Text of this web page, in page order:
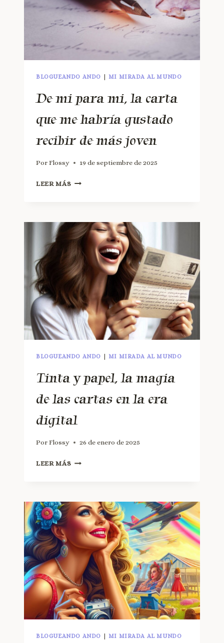
BLOGUEANDO ANDO | MI MIRADA AL MUNDO
De mi para mi, la carta
que me habría gustado
recibir de más joven
Por Flossy 19 de septiembre de 2025
LEER MÁS
BLOGUEANDO ANDO MI MIRADA AL MUNDO
Tinta y papel, la magia
de las cartas en la era
digital
Por Flossy 26 de enero de 2025
LEER MÁS
BLOGUEANDO ANDO MI MIRADA AL MUNDO